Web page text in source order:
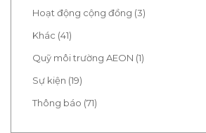
Hoạt động cộng đồng (3)
Khác (41)
Quỹ môi trường AEON (1)
Sự kiện (19)
Thông báo (71)